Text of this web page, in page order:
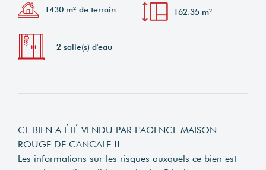
1430 m² de terrain 162.35 m²
2 salle(s) d'eau
CE BIEN A ÉTÉ VENDU PAR L'AGENCE MAISON
ROUGE DE CANCALE !!
Les informations sur les risques auxquels ce bien est